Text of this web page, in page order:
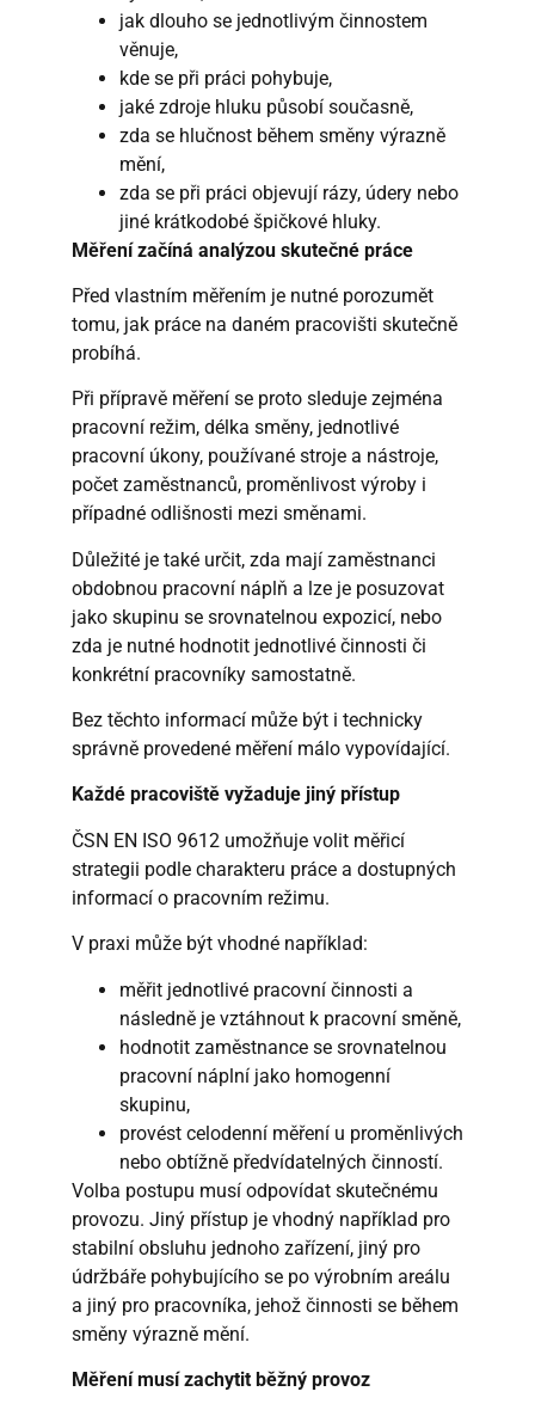
jak dlouho se jednotlivým činnostem
věnuje,
kde se při práci pohybuje,
jaké zdroje hluku působí současně,
zda se hlučnost během směny výrazně
mění,
zda se při práci objevují rázy, údery nebo
jiné krátkodobé špičkové hluky.
Měření začíná analýzou skutečné práce
Před vlastním měřením je nutné porozumět
tomu, jak práce na daném pracovišti skutečně
probíhá.
Při přípravě měření se proto sleduje zejména
pracovní režim, délka směny, jednotlivé
pracovní úkony, používané stroje a nástroje,
počet zaměstnanců, proměnlivost výroby i
případné odlišnosti mezi směnami.
Důležité je také určit, zda mají zaměstnanci
obdobnou pracovní náplň a lze je posuzovat
jako skupinu se srovnatelnou expozicí, nebo
zda je nutné hodnotit jednotlivé činnosti či
konkrétní pracovníky samostatně.
Bez těchto informací může být i technicky
správně provedené měření málo vypovídající.
Každé pracoviště vyžaduje jiný přístup
ČSN EN ISO 9612 umožňuje volit měřicí
strategii podle charakteru práce a dostupných
informací o pracovním režimu.
V praxi může být vhodné například:
měřit jednotlivé pracovní činnosti a
následně je vztáhnout k pracovní směně,
hodnotit zaměstnance se srovnatelnou
pracovní náplní jako homogenní
skupinu,
provést celodenní měření u proměnlivých
nebo obtížně předvídatelných činností.
Volba postupu musí odpovídat skutečnému
provozu. Jiný přístup je vhodný například pro
stabilní obsluhu jednoho zařízení, jiný pro
údržbáře pohybujícího se po výrobním areálu
a jiný pro pracovníka, jehož činnosti se během
směny výrazně mění.
Měření musí zachytit běžný provoz